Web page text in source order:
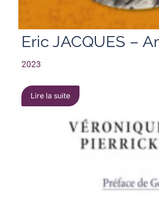
Eric JACQUES –
2023
Lire la suite